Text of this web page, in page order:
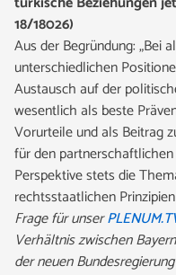
18/18026)
Aus der Begründung: „Bei
unterschiedlichen
Austausch auf der
wesentlich als beste
Vorurteile und als Beitrag
für den
Perspektive stets die
rechtsstaatlichen
Frage für unser
Verhältnis zwischen
der neuen